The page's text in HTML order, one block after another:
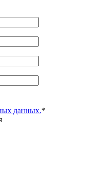
данных.*